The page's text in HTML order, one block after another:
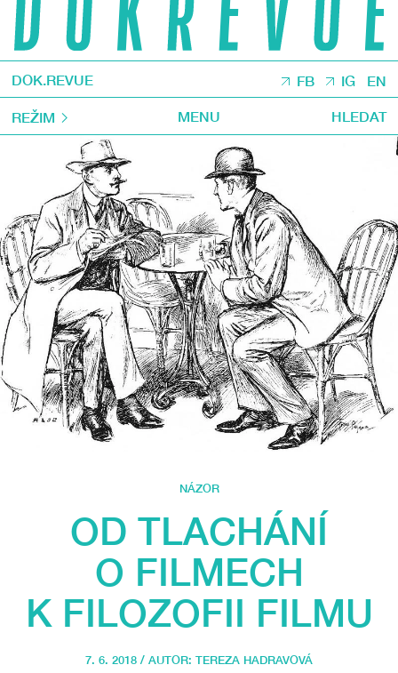
DOK.REVUE FB IG EN
REŽIM MENU HLEDAT
NÁZOR
OD TLACHÁNÍ
O FILMECH
K FILOZOFII FILMU
7. 6. 2018 / AUTOR: TEREZA HADRAVOVÁ